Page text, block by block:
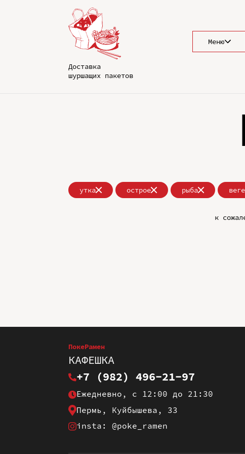
Доставка
шуршащих пакетов
Меню
утка острое рыба
к
ПокеРамен
КАФЕШКА
+7 (982) 496-21-97
Ежедневно, с 12:00 до 21:30
Пермь, Куйбышева, 33
insta: @poke_ramen